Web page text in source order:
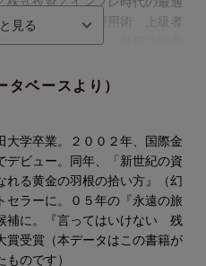
れまでの常識は通用しない
初級者編
上級者編
がいる「残酷な世界」
フレ時代の資産運用術 上級者
／先物取引／ＦＸ（外貨証拠金
ベースより）
大学卒業。２００２年、国際金
デビュー。同年、「新世紀の資
れる黄金の羽根の拾い方』（幻
セラーに。０５年の『永遠の旅
補に。『言ってはいけない 残
賞受賞（本データはこの書籍が
のです）